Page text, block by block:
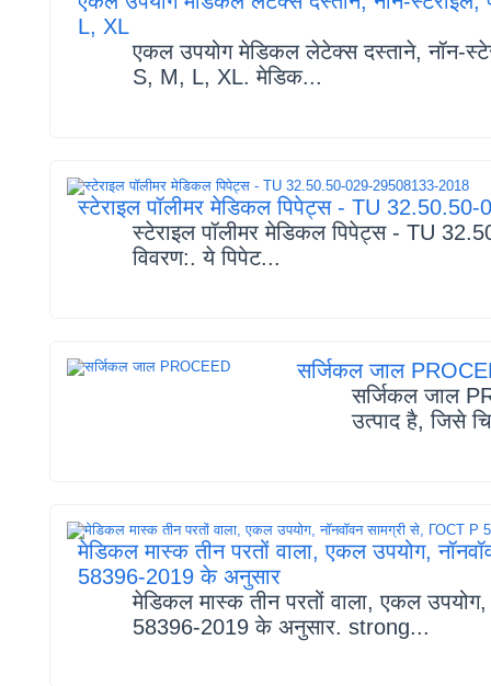
L, XL
एकल उपयोग मेडिकल लेटेक्स दस्ताने, नॉन-
S, M, L, XL. मेडिक...
स्टेराइल पॉलीमर मेडिकल पिपेट्स - TU
स्टेराइल पॉलीमर मेडिकल पिपेट्स - TU
विवरण:. ये पिपेट...
सर्जिकल जाल
सर्जिकल जाल
उत्पाद है, जिसे
मेडिकल मास्क तीन परतों वाला, एकल उपयोग,
58396-2019 के अनुसार
मेडिकल मास्क तीन परतों वाला, एकल
58396-2019 के अनुसार. strong...